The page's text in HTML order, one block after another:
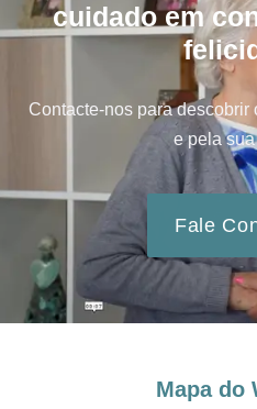
cuidado em
Contacte-nos para descobrir
e pela
Fale
Mapa do